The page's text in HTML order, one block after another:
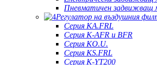
Пневматичен задвижващ
Регулатор на въздушния
Серия KA.FRL
Серия K-AFR и BFR
Серия KO.U.
Серия KS.FRL
Серия K-YT200